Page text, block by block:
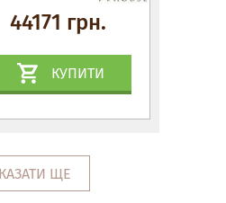
44171 грн.
КУПИТИ
ЩЕ